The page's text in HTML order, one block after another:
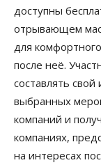
доступны
отрывающем
для
после неё.
составлять
выбранных
компаний и
компаниях,
на интересах